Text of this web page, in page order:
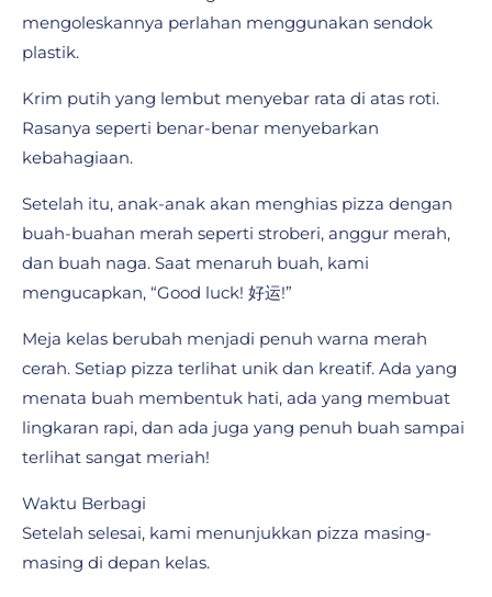
mengoleskannya perlahan menggunakan sendok
plastik.
Krim putih yang lembut menyebar rata di atas roti.
Rasanya seperti benar-benar menyebarkan
kebahagiaan.
Setelah itu, anak-anak akan menghias pizza dengan
buah-buahan merah seperti stroberi, anggur merah,
dan buah naga. Saat menaruh buah, kami
mengucapkan, “Good luck! 好运!”
Meja kelas berubah menjadi penuh warna merah
cerah. Setiap pizza terlihat unik dan kreatif. Ada yang
menata buah membentuk hati, ada yang membuat
lingkaran rapi, dan ada juga yang penuh buah sampai
terlihat sangat meriah!
Waktu Berbagi
Setelah selesai, kami menunjukkan pizza masing-
masing di depan kelas.